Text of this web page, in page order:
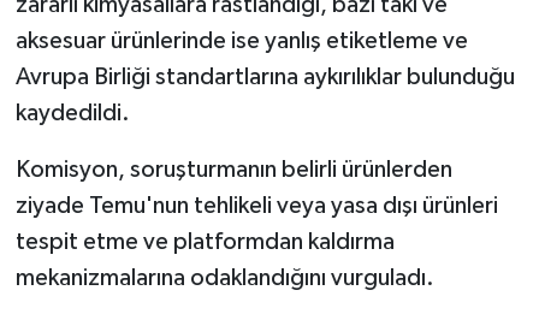
zararlı kimyasallara rastlandığı, bazı takı ve
aksesuar ürünlerinde ise yanlış etiketleme ve
Avrupa Birliği standartlarına aykırılıklar bulunduğu
kaydedildi.
Komisyon, soruşturmanın belirli ürünlerden
ziyade Temu'nun tehlikeli veya yasa dışı ürünleri
tespit etme ve platformdan kaldırma
mekanizmalarına odaklandığını vurguladı.